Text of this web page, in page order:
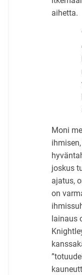
aihetta.
Moni
joskus
ajatus,
on
lainaus